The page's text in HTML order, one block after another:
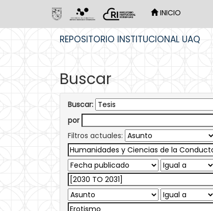
INICIO
REPOSITORIO INSTITUCIONAL UAQ
Buscar
Buscar:
por
Filtros actuales: